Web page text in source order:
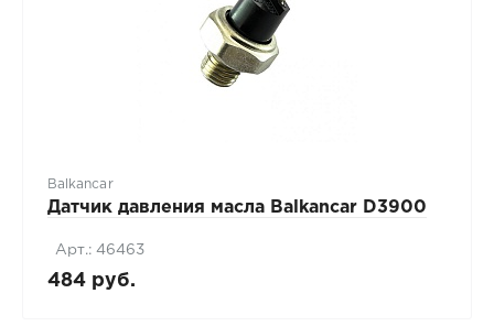
Balkancar
Датчик давления масла Balkancar D3900
Арт.: 46463
484 руб.